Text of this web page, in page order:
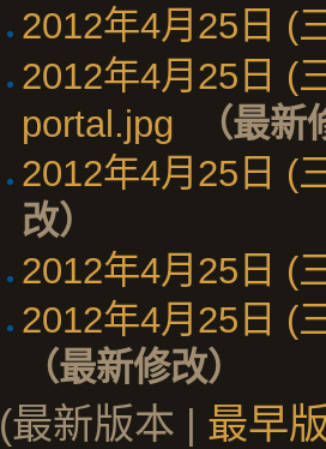
2012年4月25日 (
2012年4月25日 (
portal.jpg
（最
2012年4月25日 (
改）
2012年4月25日 (
2012年4月25日 (
（最新修改）
(最新版本 | 最早